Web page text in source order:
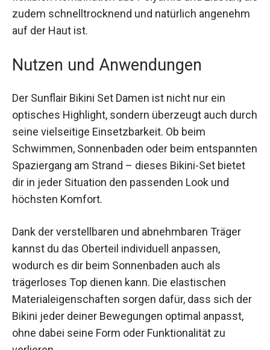
besteht aus einer robusten, aber dennoch
äußerst flexiblen Kombination aus Polyamid und
Elastan, die zudem schnelltrocknend und
natürlich angenehm auf der Haut ist.
Nutzen und Anwendungen
Der Sunflair Bikini Set Damen ist nicht nur ein
optisches Highlight, sondern überzeugt auch
durch seine vielseitige Einsetzbarkeit. Ob beim
Schwimmen, Sonnenbaden oder beim
entspannten Spaziergang am Strand – dieses
Bikini-Set bietet dir in jeder Situation den
passenden Look und höchsten Komfort.
Dank der verstellbaren und abnehmbaren Träger
kannst du das Oberteil individuell anpassen,
wodurch es dir beim Sonnenbaden auch als
trägerloses Top dienen kann. Die elastischen
Materialeigenschaften sorgen dafür, dass sich
der Bikini jeder deiner Bewegungen optimal